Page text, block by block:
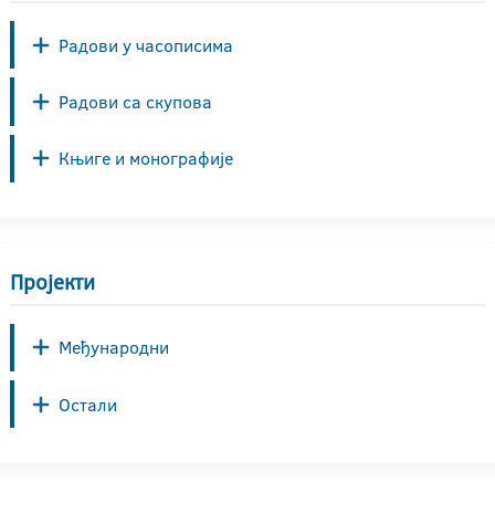
Радови у часописима
Радови са скупова
Књиге и монографије
Пројекти
Међународни
Остали